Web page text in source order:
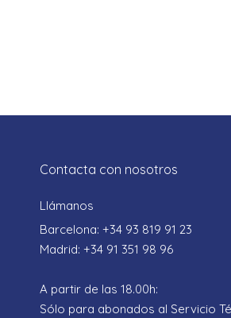
Contacta con nosotros
Llámanos
Barcelona: +34 93 819 91 23
Madrid: +34 91 351 98 96
A partir de las 18.00h:
Sólo para abonados al Servicio